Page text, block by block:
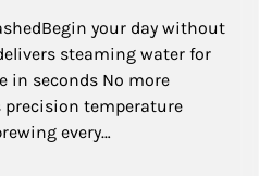
your day without
steaming water for
in seconds No more
temperature
every…